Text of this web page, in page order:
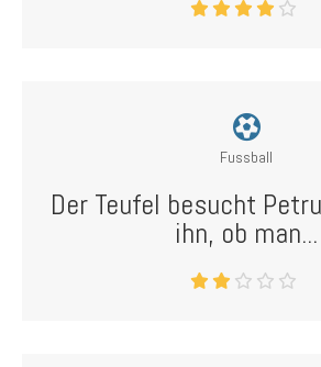
Fussball
Der Teufel besucht
ihn, ob man...